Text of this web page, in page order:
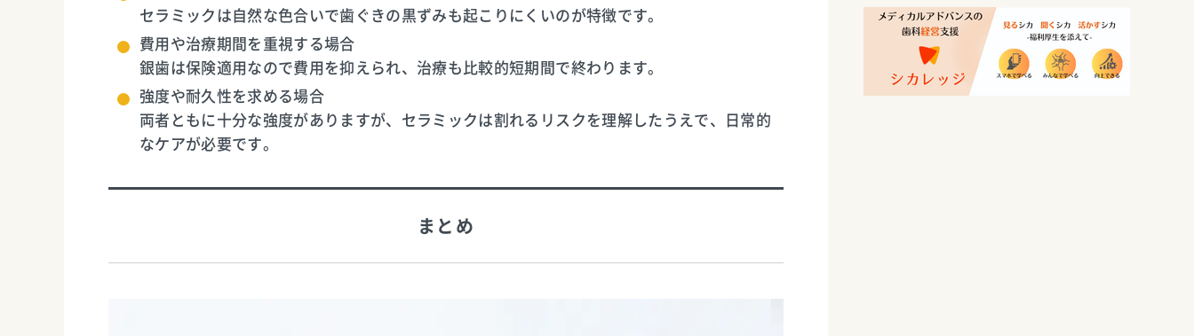
セラミックは自然な色合いで歯ぐきの黒ずみも起こりにくいのが特徴です。
費用や治療期間を重視する場合
銀歯は保険適用なので費用を抑えられ、治療も比較的短期間で終わります。
強度や耐久性を求める場合
両者ともに十分な強度がありますが、セラミックは割れるリスクを理解したうえで、日常的
なケアが必要です。
まとめ